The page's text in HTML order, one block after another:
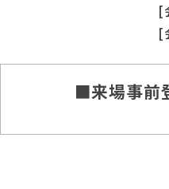
[
[
■来場事前